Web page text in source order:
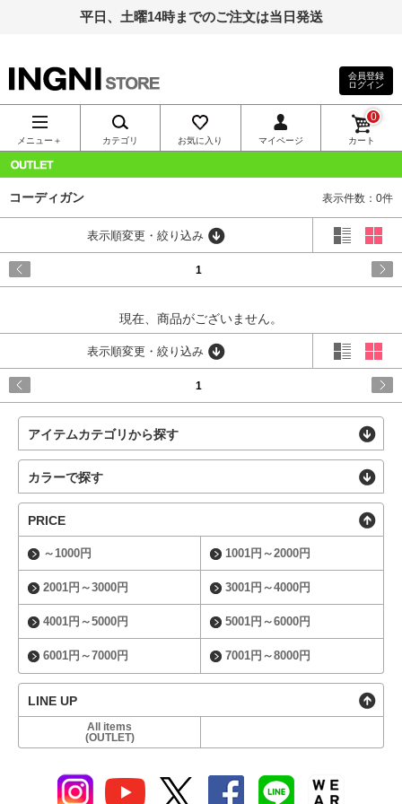
平日、土曜14時までのご注文は当日発送
INGNI（イン
グ）公式通
販｜INGNI
STORE
会員登録
ログイン
メニュー＋ カテゴリ お気に入り マイページ カート
0
コーディガン 表示件数：0件
表示順変更・絞り込み
1
現在、商品がございません。
表示順変更・絞り込み
1
アイテムカテゴリから探す
カラーで探す
PRICE
～1000円 1001円～2000円
2001円～3000円 3001円～4000円
4001円～5000円 5001円～6000円
6001円～7000円 7001円～8000円
LINE UP
All items
(OUTLET)